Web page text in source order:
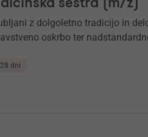
z dolgoletno tradicijo in
oskrbo ter
dni